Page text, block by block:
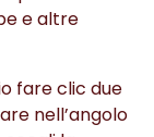
e altre
fare clic due
nell’angolo